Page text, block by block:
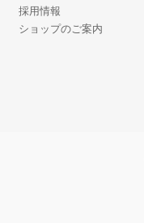
採用情報
ショップのご案内